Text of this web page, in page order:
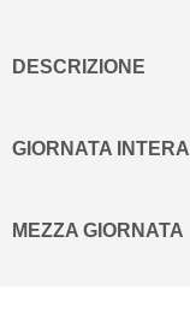
DESCRIZIONE
GIORNATA INTERA
MEZZA GIORNATA